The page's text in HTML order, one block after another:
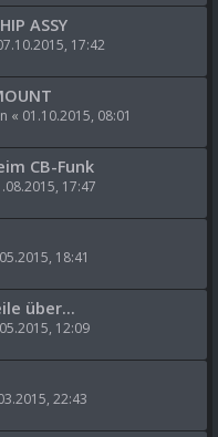
ASSY
17:42
« 01.10.2015, 08:01
CB-Funk
17:47
18:41
über...
12:09
22:43